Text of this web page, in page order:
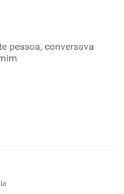
pessoa, conversava